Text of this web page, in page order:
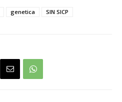
genetica SIN SICP